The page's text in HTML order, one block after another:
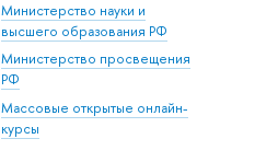
Министерство науки и
высшего образования РФ
Министерство просвещения
РФ
Массовые открытые онлайн-
курсы